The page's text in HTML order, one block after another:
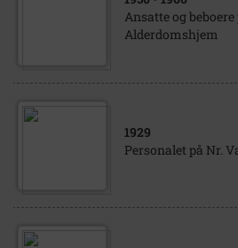
Ansatte og
Alderdomshjem
1929
Personalet på Nr.